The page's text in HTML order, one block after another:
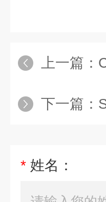
上一篇：
下一篇：
* 姓名：